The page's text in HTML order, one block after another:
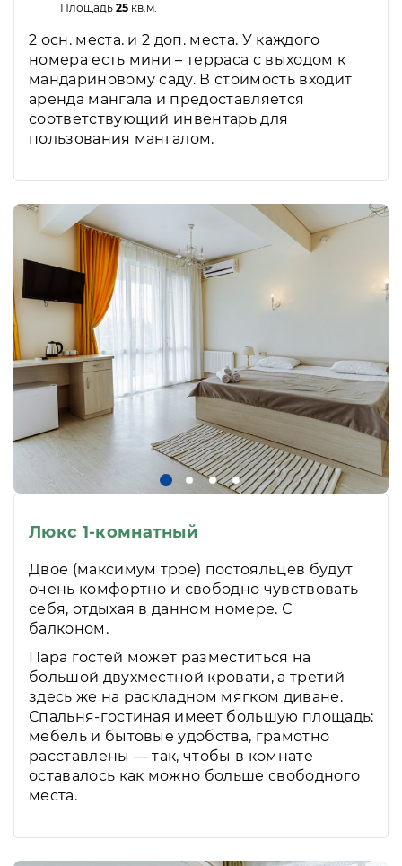
Площадь 25кв.м.
2 осн. места. и 2 доп. места. У каждого
номера есть мини – терраса с выходом к
мандариновому саду. В стоимость входит
аренда мангала и предоставляется
соответствующий инвентарь для
пользования мангалом.
Люкс 1-комнатный
Двое (максимум трое) постояльцев будут
очень комфортно и свободно чувствовать
себя, отдыхая в данном номере. С
балконом.
Пара гостей может разместиться на
большой двухместной кровати, а третий
здесь же на раскладном мягком диване.
Спальня-гостиная имеет большую площадь:
мебель и бытовые удобства, грамотно
расставлены — так, чтобы в комнате
оставалось как можно больше свободного
места.